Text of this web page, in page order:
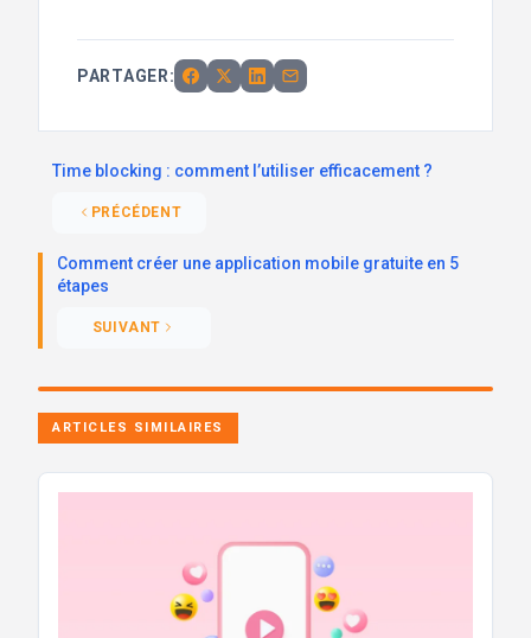
PARTAGER:
Time blocking : comment l’utiliser efficacement ?
PRÉCÉDENT
Comment créer une application mobile gratuite en 5
étapes
SUIVANT
ARTICLES SIMILAIRES